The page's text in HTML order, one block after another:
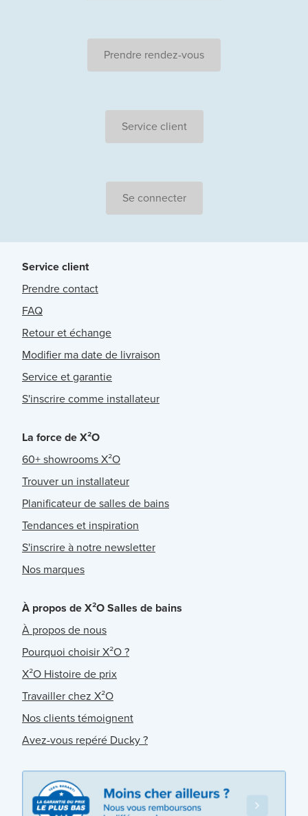
Prendre rendez-vous
Service client
Se connecter
Service client
Prendre contact
FAQ
Retour et échange
Modifier ma date de livraison
Service et garantie
S'inscrire comme installateur
La force de X²O
60+ showrooms X²O
Trouver un installateur
Planificateur de salles de bains
Tendances et inspiration
S'inscrire à notre newsletter
Nos marques
À propos de X²O Salles de bains
À propos de nous
Pourquoi choisir X²O ?
X²O Histoire de prix
Travailler chez X²O
Nos clients témoignent
Avez-vous repéré Ducky ?